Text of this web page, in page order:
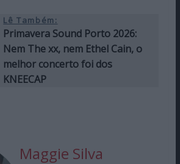
Lê Também:
Primavera Sound Porto 2026:
Nem The xx, nem Ethel Cain, o
melhor concerto foi dos
KNEECAP
Maggie Silva